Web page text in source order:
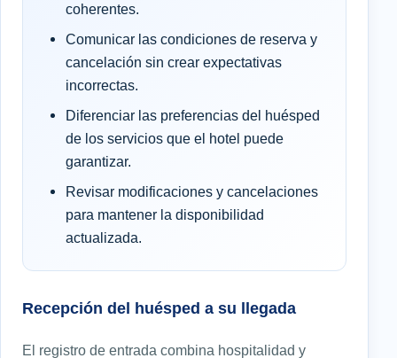
coherentes.
Comunicar las condiciones de reserva y
cancelación sin crear expectativas
incorrectas.
Diferenciar las preferencias del huésped
de los servicios que el hotel puede
garantizar.
Revisar modificaciones y cancelaciones
para mantener la disponibilidad
actualizada.
Recepción del huésped a su llegada
El registro de entrada combina hospitalidad y